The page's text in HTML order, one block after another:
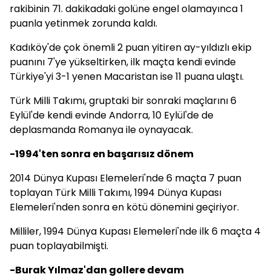
rakibinin 71. dakikadaki golüne engel olamayınca 1
puanla yetinmek zorunda kaldı.
Kadıköy'de çok önemli 2 puan yitiren ay-yıldızlı ekip
puanını 7'ye yükseltirken, ilk maçta kendi evinde
Türkiye'yi 3-1 yenen Macaristan ise 11 puana ulaştı.
Türk Milli Takımı, gruptaki bir sonraki maçlarını 6
Eylül'de kendi evinde Andorra, 10 Eylül'de de
deplasmanda Romanya ile oynayacak.
-1994'ten sonra en başarısız dönem
2014 Dünya Kupası Elemeleri'nde 6 maçta 7 puan
toplayan Türk Milli Takımı, 1994 Dünya Kupası
Elemeleri'nden sonra en kötü dönemini geçiriyor.
Milliler, 1994 Dünya Kupası Elemeleri'nde ilk 6 maçta 4
puan toplayabilmişti.
-Burak Yılmaz'dan gollere devam